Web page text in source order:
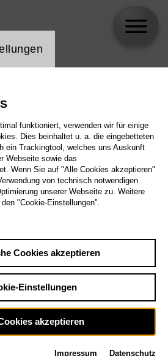
funktioniert, verwenden wir für einige
Dies beinhaltet u. a. die eingebetteten
ein Trackingtool, welches uns Auskunft
Webseite sowie das
Wenn Sie auf "Alle Cookies akzeptieren"
von technisch notwendigen
unserer Webseite zu. Weitere
"Cookie-Einstellungen".
Cookies akzeptieren
Einstellungen
akzeptieren
Impressum Datenschutz